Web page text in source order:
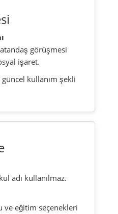
görüşmesi
işaret.
güncel kullanım şekli
adı kullanılmaz.
ve eğitim seçenekleri